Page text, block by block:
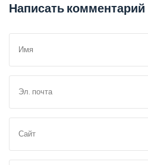
Написать комментарий